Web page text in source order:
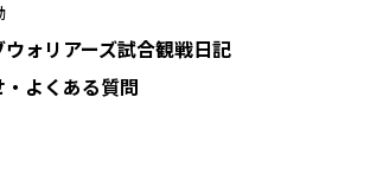
ォリアーズ試合観戦日記
よくある質問